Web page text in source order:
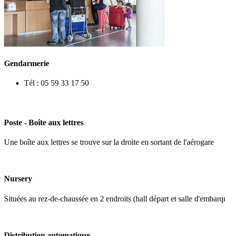
Gendarmerie
Tél : 05 59 33 17 50
Poste - Boîte aux lettres
Une boîte aux lettres se trouve sur la droite en sortant de l'aérogare
Nursery
Situées au rez-de-chaussée en 2 endroits (hall départ et salle